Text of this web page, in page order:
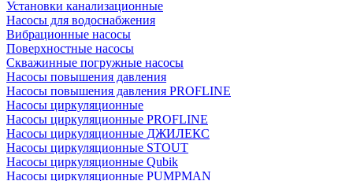
Установки канализационные
Насосы для водоснабжения
Вибрационные насосы
Поверхностные насосы
Скважинные погружные насосы
Насосы повышения давления
Насосы повышения давления PROFLINE
Насосы циркуляционные
Насосы циркуляционные PROFLINE
Насосы циркуляционные ДЖИЛЕКС
Насосы циркуляционные STOUT
Насосы циркуляционные Qubik
Насосы циркуляционные PUMPMAN